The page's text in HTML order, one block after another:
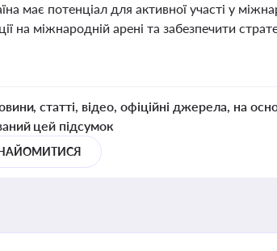
має потенціал для активної участі у
на міжнародній арені та забезпечити
статті, відео, офіційні джерела, на
цей підсумок